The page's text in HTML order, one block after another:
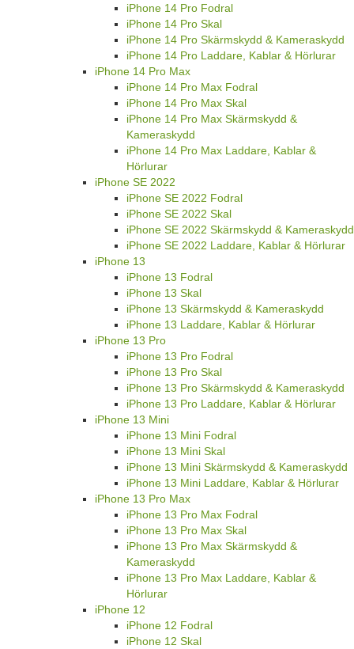
iPhone 14 Pro Fodral
iPhone 14 Pro Skal
iPhone 14 Pro Skärmskydd & Kameraskydd
iPhone 14 Pro Laddare, Kablar & Hörlurar
iPhone 14 Pro Max
iPhone 14 Pro Max Fodral
iPhone 14 Pro Max Skal
iPhone 14 Pro Max Skärmskydd &
Kameraskydd
iPhone 14 Pro Max Laddare, Kablar &
Hörlurar
iPhone SE 2022
iPhone SE 2022 Fodral
iPhone SE 2022 Skal
iPhone SE 2022 Skärmskydd & Kameraskydd
iPhone SE 2022 Laddare, Kablar & Hörlurar
iPhone 13
iPhone 13 Fodral
iPhone 13 Skal
iPhone 13 Skärmskydd & Kameraskydd
iPhone 13 Laddare, Kablar & Hörlurar
iPhone 13 Pro
iPhone 13 Pro Fodral
iPhone 13 Pro Skal
iPhone 13 Pro Skärmskydd & Kameraskydd
iPhone 13 Pro Laddare, Kablar & Hörlurar
iPhone 13 Mini
iPhone 13 Mini Fodral
iPhone 13 Mini Skal
iPhone 13 Mini Skärmskydd & Kameraskydd
iPhone 13 Mini Laddare, Kablar & Hörlurar
iPhone 13 Pro Max
iPhone 13 Pro Max Fodral
iPhone 13 Pro Max Skal
iPhone 13 Pro Max Skärmskydd &
Kameraskydd
iPhone 13 Pro Max Laddare, Kablar &
Hörlurar
iPhone 12
iPhone 12 Fodral
iPhone 12 Skal